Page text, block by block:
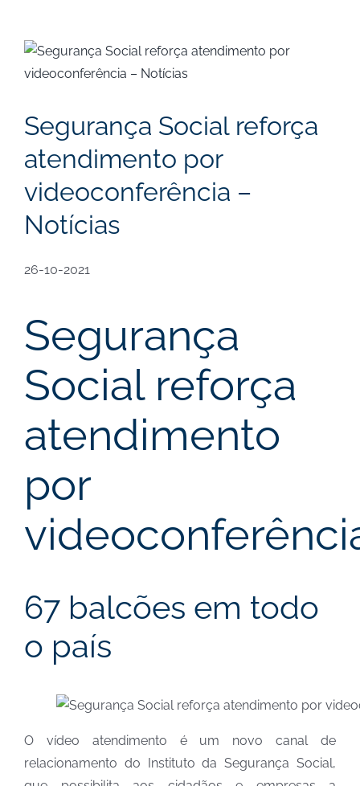
View
Larger
Segurança Social reforça
atendimento por
videoconferência –
Notícias
26-10-2021
Segurança
Social reforça
atendimento
por
67 balcões em todo
o país
O vídeo atendimento é um novo canal de
relacionamento do Instituto da Segurança Social,